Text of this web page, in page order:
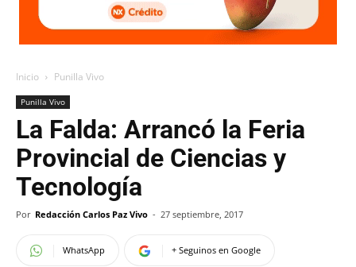
Inicio Punilla Vivo
Punilla Vivo
La Falda: Arrancó la Feria
Provincial de Ciencias y
Tecnología
Por Redacción Carlos Paz Vivo - 27 septiembre, 2017
WhatsApp + Seguinos en Google